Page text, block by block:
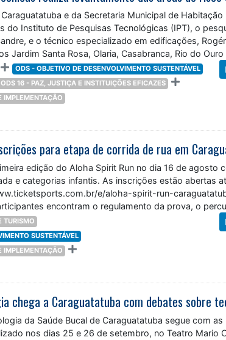
e da Secretaria Municipal de Habitação
do Instituto de Pesquisas Tecnológicas (IPT), o
e o técnico especializado em edificações,
Jardim Santa Rosa, Olaria, Casabranca, Rio do Ouro
ODS - OBJETIVO DE DESENVOLVIMENTO SUSTENTÁVEL
ODS 16 - PAZ, JUSTIÇA E INSTITUIÇÕES EFICAZES
IMPLEMENTAÇÃO
para etapa de corrida de rua em
edição do Aloha Spirit Run no dia 16 de agosto
e categorias infantis. As inscrições estão abertas
e/aloha-spirit-run-
encontram o regulamento da prova, o
TURISMO
SUSTENTÁVEL
IMPLEMENTAÇÃO
da Saúde Bucal de Caraguatatuba segue com as
nos dias 25 e 26 de setembro, no Teatro Mario